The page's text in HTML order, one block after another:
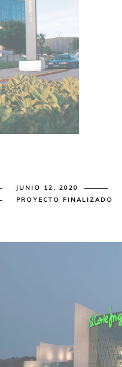
JUNIO 12, 2020
PROYECTO FINALIZADO